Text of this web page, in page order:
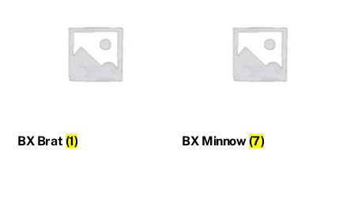
BX Brat (1) BX Minnow (7)